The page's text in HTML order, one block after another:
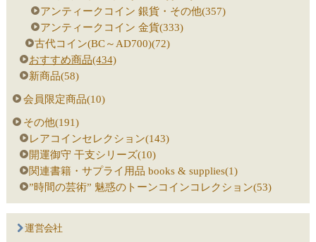
アンティークコイン 銀貨・その他(357)
アンティークコイン 金貨(333)
古代コイン(BC～AD700)(72)
おすすめ商品(434)
新商品(58)
会員限定商品(10)
その他(191)
レアコインセレクション(143)
開運御守 干支シリーズ(10)
関連書籍・サプライ用品 books & supplies(1)
”時間の芸術” 魅惑のトーンコインコレクション(53)
運営会社